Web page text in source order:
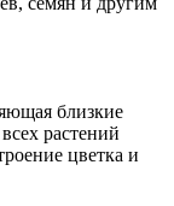
близкие
растений
цветка и